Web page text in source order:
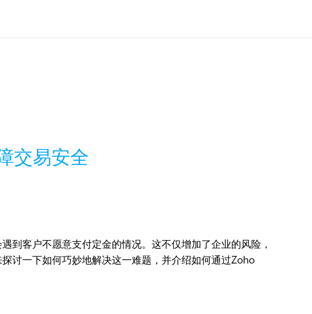
交易安全
到客户不愿意支付定金的情况。这不仅增加了企业的风险，
讨一下如何巧妙地解决这一难题，并介绍如何通过Zoho